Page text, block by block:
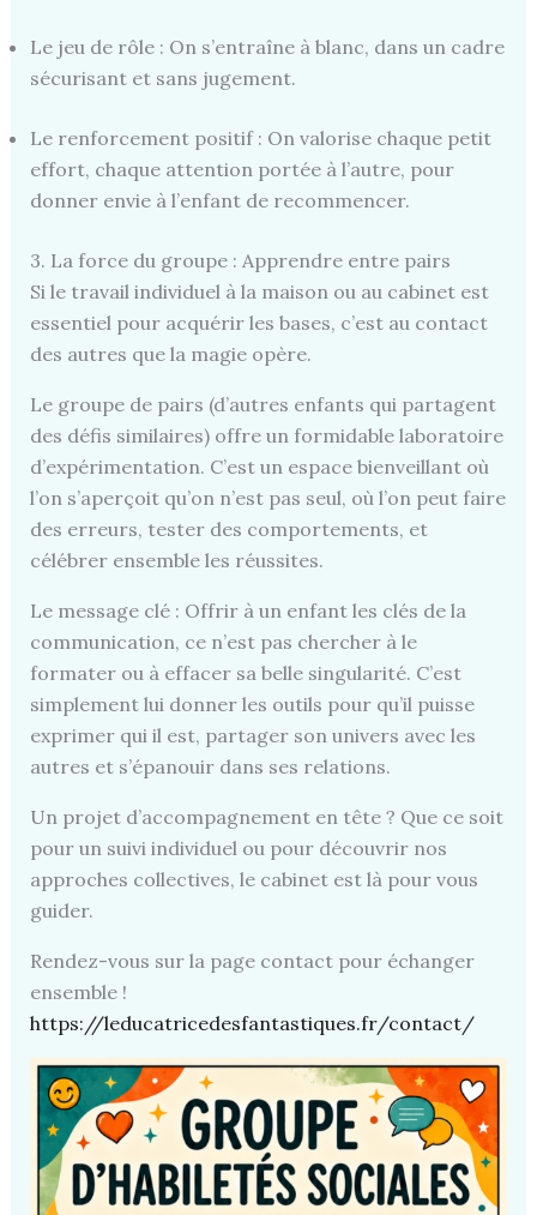
Le jeu de rôle : On s’entraîne à blanc, dans un cadre
sécurisant et sans jugement.
Le renforcement positif : On valorise chaque petit
effort, chaque attention portée à l’autre, pour
donner envie à l’enfant de recommencer.
3. La force du groupe : Apprendre entre pairs
Si le travail individuel à la maison ou au cabinet est
essentiel pour acquérir les bases, c’est au contact
des autres que la magie opère.
Le groupe de pairs (d’autres enfants qui partagent
des défis similaires) offre un formidable laboratoire
d’expérimentation. C’est un espace bienveillant où
l’on s’aperçoit qu’on n’est pas seul, où l’on peut faire
des erreurs, tester des comportements, et
célébrer ensemble les réussites.
Le message clé : Offrir à un enfant les clés de la
communication, ce n’est pas chercher à le
formater ou à effacer sa belle singularité. C’est
simplement lui donner les outils pour qu’il puisse
exprimer qui il est, partager son univers avec les
autres et s’épanouir dans ses relations.
Un projet d’accompagnement en tête ? Que ce soit
pour un suivi individuel ou pour découvrir nos
approches collectives, le cabinet est là pour vous
guider.
Rendez-vous sur la page contact pour échanger
ensemble !
https://leducatricedesfantastiques.fr/contact/